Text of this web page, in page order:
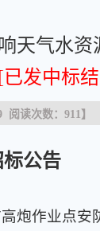
天气水
已发中标
阅读次数： 911 】
标公告
炮作业点